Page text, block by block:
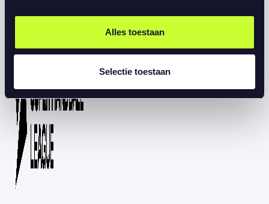
Alles toestaan
Selectie toestaan